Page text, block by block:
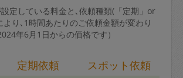
定している料金と､依頼種類(「定期」or
より､1時間あたりのご依頼金額が変わり
年6月1日からの価格です）
定期依頼 スポット依頼